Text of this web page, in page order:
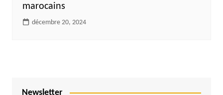
marocains
décembre 20, 2024
Newsletter